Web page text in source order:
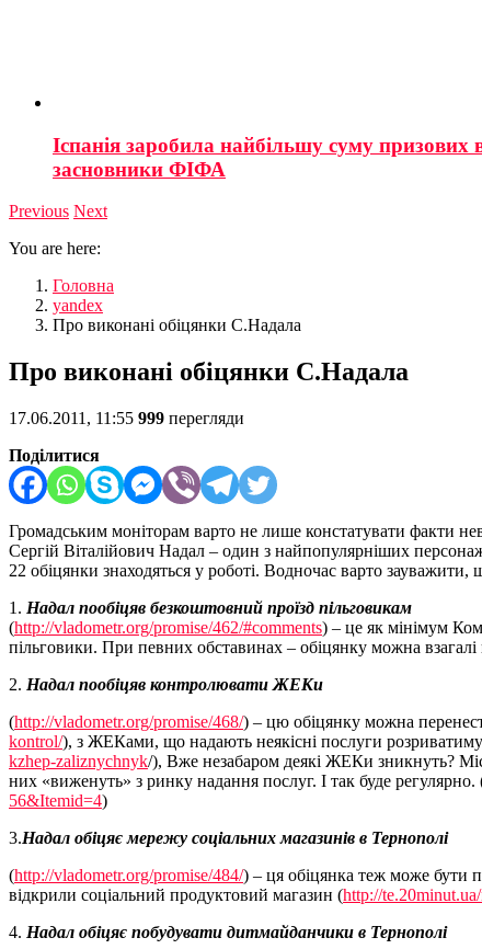
Іспанія заробила найбільшу суму призових
засновники ФІФА
Previous Next
You are here:
Головна
yandex
Про виконані обіцянки С.Надала
Про виконані обіцянки С.Надала
17.06.2011, 11:55 999 перегляди
Поділитися
Громадським моніторам варто не лише констатувати факти
Сергій Віталійович Надал – один з найпопулярніших
22 обіцянки знаходяться у роботі. Водночас варто
1. Надал пообіцяв безкоштовний проїзд пільговикам
(http://vladometr.org/promise/462/#comments) – це як мінімум
пільговики. При певних обставинах – обіцянку можна
2. Надал пообіцяв контролювати ЖЕКи
(http://vladometr.org/promise/468/) – цю обіцянку можна
kontrol/), з ЖЕКами, що надають неякісні послуги
kzhep-zaliznychnyk/), Вже незабаром деякі ЖЕКи зникнуть?
них «виженуть» з ринку надання послуг. І так буде регулярно.
56&Itemid=4)
3.Надал обіцяє мережу соціальних магазинів в Тернополі
(http://vladometr.org/promise/484/) – ця обіцянка теж може бути
відкрили соціальний продуктовий магазин (http://
4. Надал обіцяє побудувати дитмайданчики в Тернополі